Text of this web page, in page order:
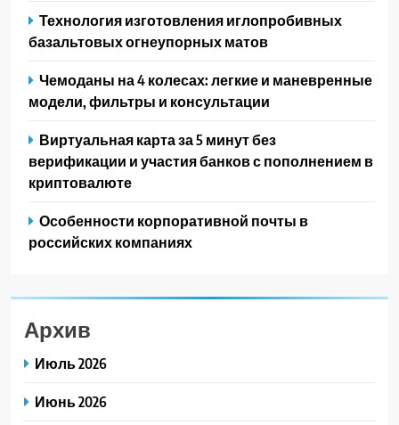
Технология изготовления иглопробивных
базальтовых огнеупорных матов
Чемоданы на 4 колесах: легкие и маневренные
модели, фильтры и консультации
Виртуальная карта за 5 минут без
верификации и участия банков с пополнением в
криптовалюте
Особенности корпоративной почты в
российских компаниях
Архив
Июль 2026
Июнь 2026